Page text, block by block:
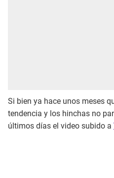
Si bien ya hace unos meses
tendencia y los hinchas no
últimos días el video subido a